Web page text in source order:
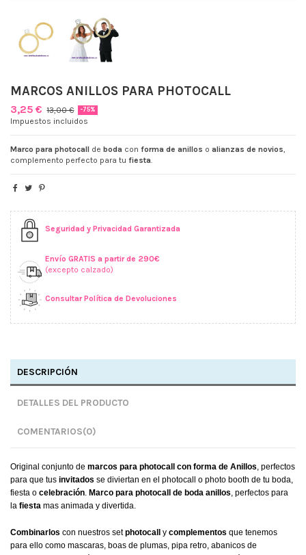
MARCOS ANILLOS PARA PHOTOCALL
3,25 € 13,00 € -75%
Impuestos incluidos
Marco para photocall de boda con forma de anillos o alianzas de novios,
complemento perfecto para tu fiesta.
Seguridad y Privacidad Garantizada
Envío GRATIS a partir de 290€
(excepto calzado)
Consultar Política de Devoluciones
DESCRIPCIÓN
DETALLES DEL PRODUCTO
COMENTARIOS(0)
Original conjunto de marcos para photocall con forma de Anillos, perfectos
para que tus invitados se diviertan en el photocall o photo booth de tu boda,
fiesta o celebración. Marco para photocall de boda anillos, perfectos para
la fiesta mas animada y divertida.
Combinarlos con nuestros setphotocall y complementos que tenemos
para ello como mascaras, boas de plumas, pipa retro, abanicos de